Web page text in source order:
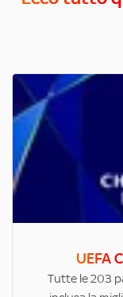
UEFA
Tutte le 203